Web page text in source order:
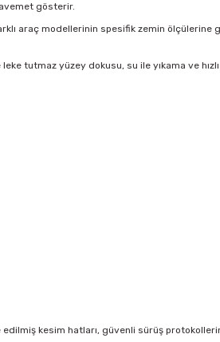
gösterir.
araç modellerinin spesifik zemin ölçülerine
tutmaz yüzey dokusu, su ile yıkama ve
kesim hatları, güvenli sürüş